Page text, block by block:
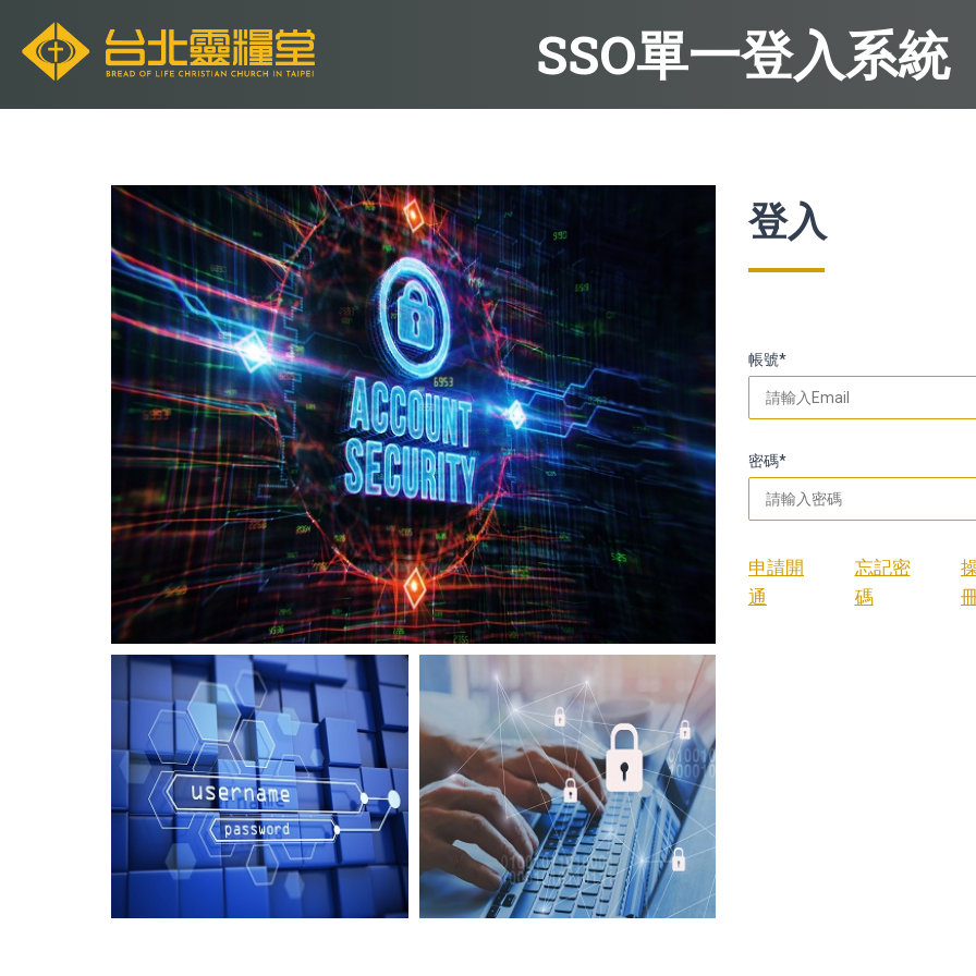
SSO單一登入系統
登入
帳號*
密碼*
申請開
通
忘記密
碼